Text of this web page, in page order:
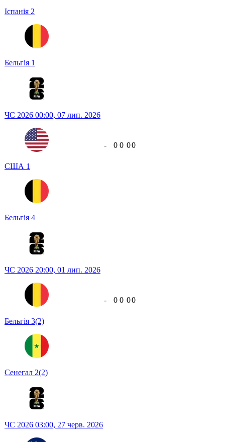
Іспанія 2
Бельгія 1
ЧС 2026 00:00, 07 лип. 2026
США 1
Бельгія 4
- 0 0 00
ЧС 2026 20:00, 01 лип. 2026
Бельгія 3(2)
Сенегал 2(2)
- 0 0 00
ЧС 2026 03:00, 27 черв. 2026